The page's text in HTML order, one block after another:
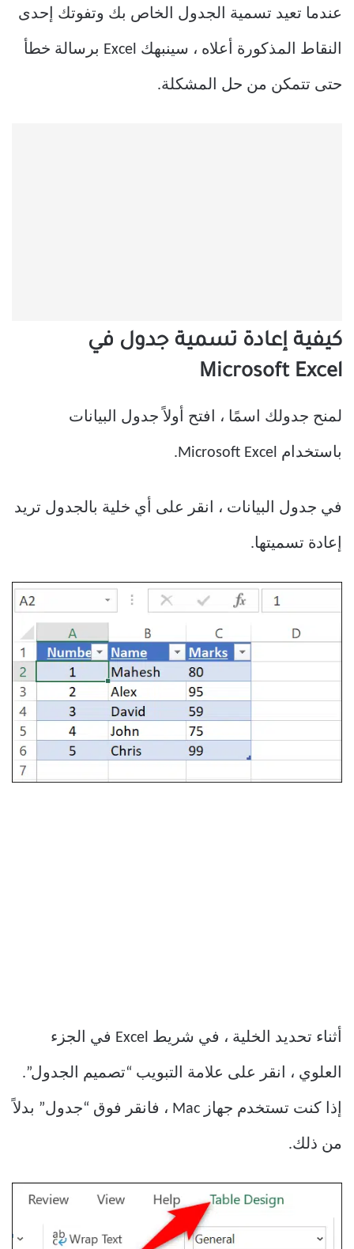
عندما تعيد تسمية الجدول الخاص بك وتفوتك إحدى
النقاط المذكورة أعلاه ، سينبهك Excel برسالة خطأ
حتى تتمكن من حل المشكلة.
كيفية إعادة تسمية جدول في
Microsoft Excel
لمنح جدولك اسمًا ، افتح أولاً جدول البيانات
باستخدام Microsoft Excel.
في جدول البيانات ، انقر على أي خلية بالجدول تريد
إعادة تسميتها.
أثناء تحديد الخلية ، في شريط Excel في الجزء
العلوي ، انقر على علامة التبويب “تصميم الجدول”.
إذا كنت تستخدم جهاز Mac ، فانقر فوق “جدول” بدلاً
من ذلك.